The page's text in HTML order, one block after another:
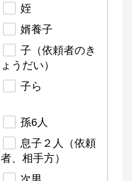
姪
婿養子
子（依頼者のき
ょうだい）
子ら
孫6人
息子２人（依頼
者、相手方）